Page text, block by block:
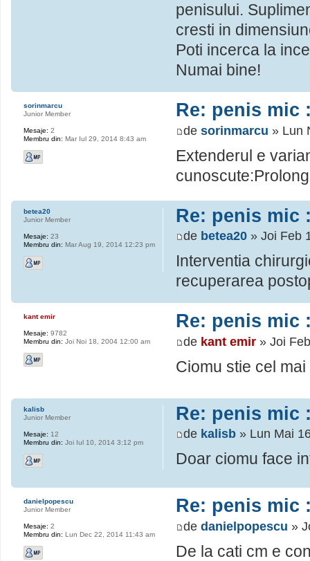
penisului.
cresti in
Poti incerca la
Numai bine!
Re: penis mic
de sorinmarcu » Lun
Extenderul e
sorinmarcu
Junior Member
Mesaje: 2
Membru din: Mar Iul 29, 2014 8:43 am
Re: penis mic
de betea20 » Joi Feb
Interventia
recuperarea
betea20
Junior Member
Mesaje: 23
Membru din: Mar Aug 19, 2014 12:23 pm
Re: penis mic
de kant emir » Joi
Ciomu stie cel mai
kant emir
Mesaje: 9782
Membru din: Joi Noi 18, 2004 12:00 am
Re: penis mic
de kalisb » Lun Mai
Doar ciomu face
kalisb
Junior Member
Mesaje: 12
Membru din: Joi Iul 10, 2014 3:12 pm
Re: penis mic
de danielpopescu »
De la cati cm e
danielpopescu
Junior Member
Mesaje: 2
Membru din: Lun Dec 22, 2014 11:43 am